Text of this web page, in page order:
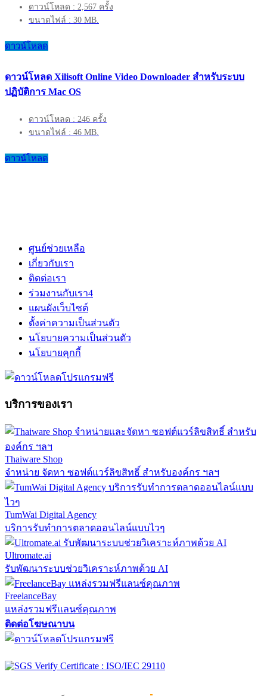
ดาวน์โหลด : 2,567 ครั้ง
ขนาดไฟล์ : 30 MB.
ดาวน์โหลด
ดาวน์โหลด Xilisoft Online Video Downloader สำหรับระบบ
ปฏิบัติการ Mac OS
ดาวน์โหลด : 246 ครั้ง
ขนาดไฟล์ : 46 MB.
ดาวน์โหลด
ศูนย์ช่วยเหลือ
เกี่ยวกับเรา
ติดต่อเรา
ร่วมงานกับเรา4
แผนผังเว็บไซต์
ตั้งค่าความเป็นส่วนตัว
นโยบายความเป็นส่วนตัว
นโยบายคุกกี้
บริการของเรา
Thaiware Shop
จำหน่าย จัดหา ซอฟต์แวร์ลิขสิทธิ์ สำหรับองค์กร ฯลฯ
TumWai Digital Agency
บริการรับทำการตลาดออนไลน์แบบไวๆ
Ultromate.ai
รับพัฒนาระบบช่วยวิเคราะห์ภาพด้วย AI
FreelanceBay
แหล่งรวมฟรีแลนซ์คุณภาพ
ติดต่อโฆษณาบน